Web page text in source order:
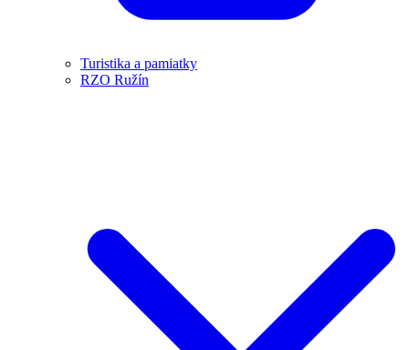
Turistika a pamiatky
RZO Ružín